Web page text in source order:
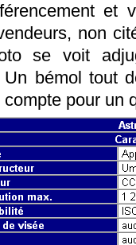
et
non
se voit
Un bémol tout
pour un